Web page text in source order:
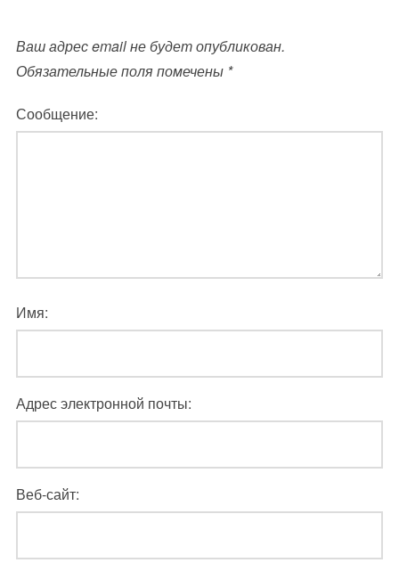
Ваш адрес email не будет опубликован.
Обязательные поля помечены *
Сообщение:
Имя:
Адрес электронной почты:
Веб-сайт: